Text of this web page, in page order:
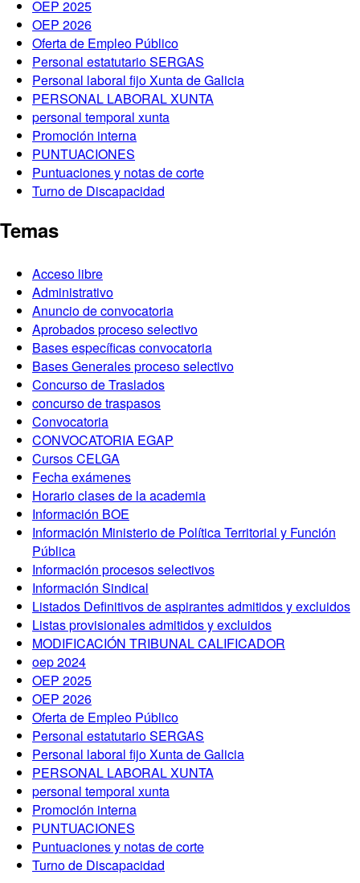
OEP 2025
OEP 2026
Oferta de Empleo Público
Personal estatutario SERGAS
Personal laboral fijo Xunta de Galicia
PERSONAL LABORAL XUNTA
personal temporal xunta
Promoción interna
PUNTUACIONES
Puntuaciones y notas de corte
Turno de Discapacidad
Temas
Acceso libre
Administrativo
Anuncio de convocatoria
Aprobados proceso selectivo
Bases específicas convocatoria
Bases Generales proceso selectivo
Concurso de Traslados
concurso de traspasos
Convocatoria
CONVOCATORIA EGAP
Cursos CELGA
Fecha exámenes
Horario clases de la academia
Información BOE
Información Ministerio de Política Territorial y Función
Pública
Información procesos selectivos
Información Sindical
Listados Definitivos de aspirantes admitidos y excluidos
Listas provisionales admitidos y excluidos
MODIFICACIÓN TRIBUNAL CALIFICADOR
oep 2024
OEP 2025
OEP 2026
Oferta de Empleo Público
Personal estatutario SERGAS
Personal laboral fijo Xunta de Galicia
PERSONAL LABORAL XUNTA
personal temporal xunta
Promoción interna
PUNTUACIONES
Puntuaciones y notas de corte
Turno de Discapacidad